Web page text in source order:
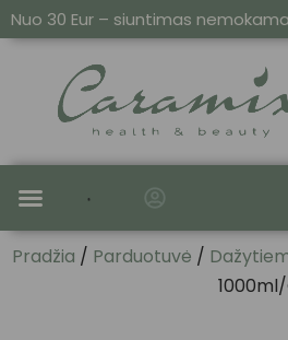
Nuo 30 Eur – siuntimas
Pradžia / Parduotuvė /